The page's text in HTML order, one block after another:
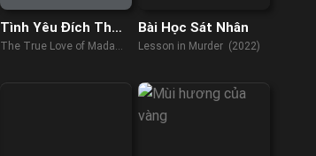
Tình Yêu Đích Thực
Của Phu Nhân
The True Love of Madam
Bài Học Sát Nhân
Lesson in Murder (2022)